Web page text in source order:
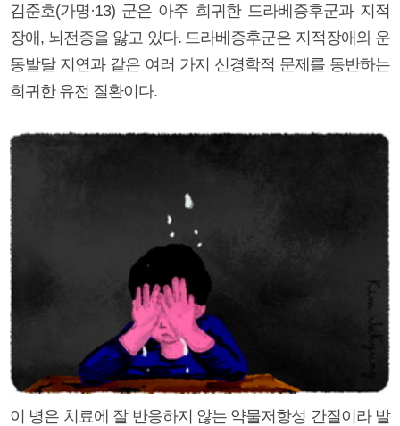
김준호(가명·13) 군은 아주 희귀한 드라베증후군과 지적
장애, 뇌전증을 앓고 있다. 드라베증후군은 지적장애와 운
동발달 지연과 같은 여러 가지 신경학적 문제를 동반하는
희귀한 유전 질환이다.
이 병은 치료에 잘 반응하지 않는 약물저항성 간질이라 발